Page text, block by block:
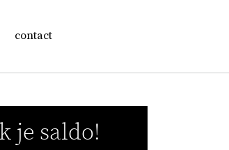
contact
je saldo!